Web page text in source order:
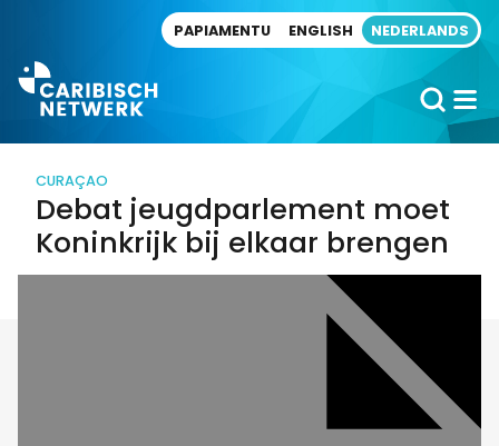
PAPIAMENTU ENGLISH NEDERLANDS
CURAÇAO
Debat jeugdparlement moet
Koninkrijk bij elkaar brengen